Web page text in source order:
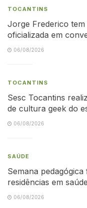
TOCANTINS
Jorge Frederico
oficializada em
06/08/2026
TOCANTINS
Sesc Tocantins
de cultura geek do
06/08/2026
SAÚDE
Semana
residências em
06/08/2026